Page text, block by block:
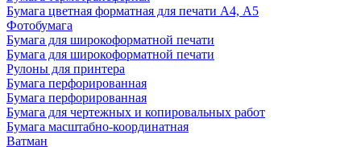
Бумага цветная форматная для печати А4, А5
Фотобумага
Бумага для широкоформатной печати
Бумага для широкоформатной печати
Рулоны для принтера
Бумага перфорированная
Бумага перфорированная
Бумага для чертежных и копировальных работ
Бумага масштабно-координатная
Ватман